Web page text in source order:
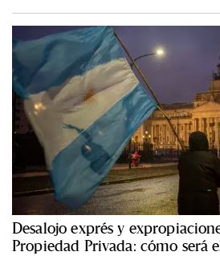
Desalojo exprés y
Propiedad Privada: cómo será